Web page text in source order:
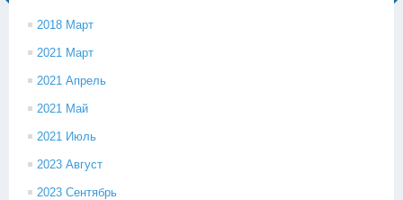
2018 Март
2021 Март
2021 Апрель
2021 Май
2021 Июль
2023 Август
2023 Сентябрь